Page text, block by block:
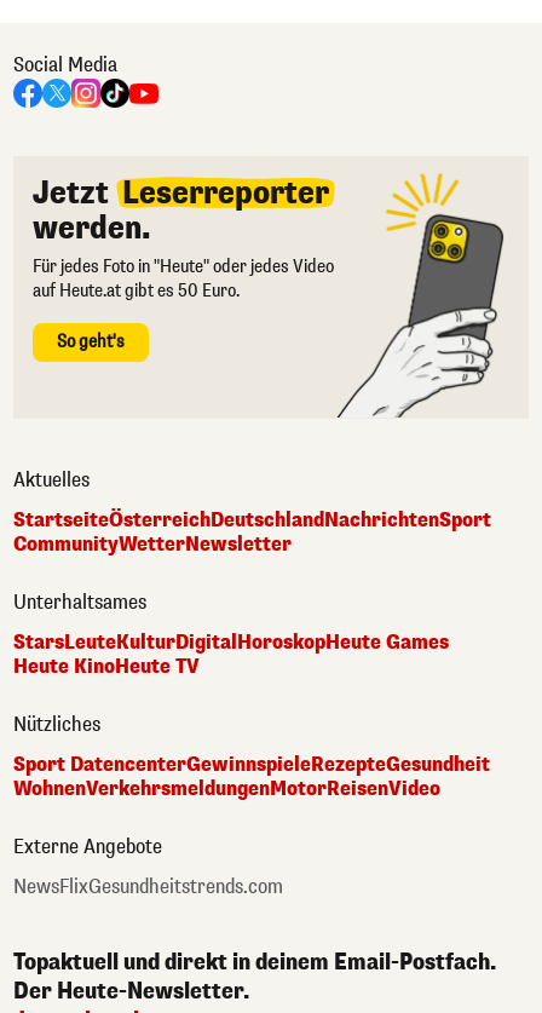
Social Media
Jetzt Leserreporter
werden.
Für jedes Foto in "Heute" oder jedes Video
auf Heute.at gibt es 50 Euro.
So geht's
Aktuelles
StartseiteÖsterreichDeutschlandNachrichtenSport
CommunityWetterNewsletter
Unterhaltsames
StarsLeuteKulturDigital HoroskopHeute Games
Heute KinoHeute TV
Nützliches
Sport DatencenterGewinnspieleRezepteGesundheit
WohnenVerkehrsmeldungenMotorReisenVideo
Externe Angebote
NewsFlixGesundheitstrends.com
Topaktuell und direkt in deinem Email-Postfach.
Der Heute-Newsletter.